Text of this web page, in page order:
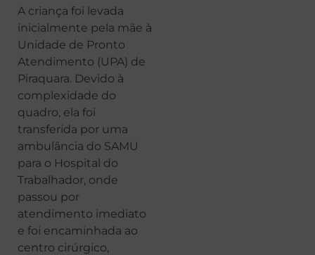
A criança foi levada
inicialmente pela mãe à
Unidade de Pronto
Atendimento (UPA) de
Piraquara. Devido à
complexidade do
quadro, ela foi
transferida por uma
ambulância do SAMU
para o Hospital do
Trabalhador, onde
passou por
atendimento imediato
e foi encaminhada ao
centro cirúrgico,